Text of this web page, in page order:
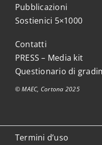
Pubblicazioni
Sostienici 5×1000
Contatti
PRESS – Media kit
Questionario di
© MAEC, Cortona 2025
Termini d’uso